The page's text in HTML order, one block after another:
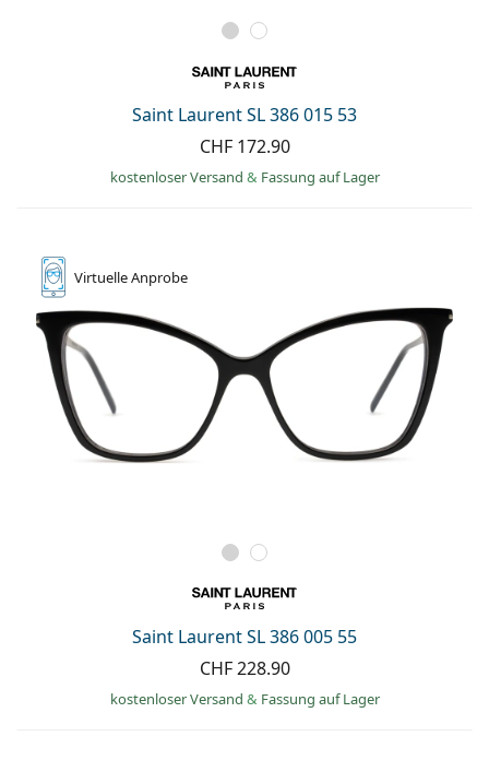
Saint Laurent SL 386 015 53
CHF 172.90
kostenloser Versand & Fassung auf Lager
VirtuelleAnprobe
Saint Laurent SL 386 005 55
CHF 228.90
kostenloser Versand & Fassung auf Lager